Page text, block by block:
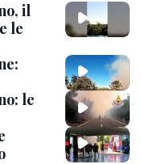
il
le
le